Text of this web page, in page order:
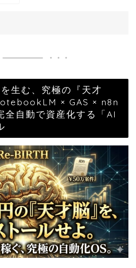
生む、究極の『天才
× GAS × n8n
全自動で資産化する「AI